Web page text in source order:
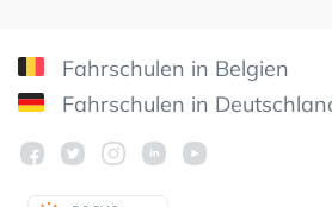
Fahrschulen in Belgien
Fahrschulen in